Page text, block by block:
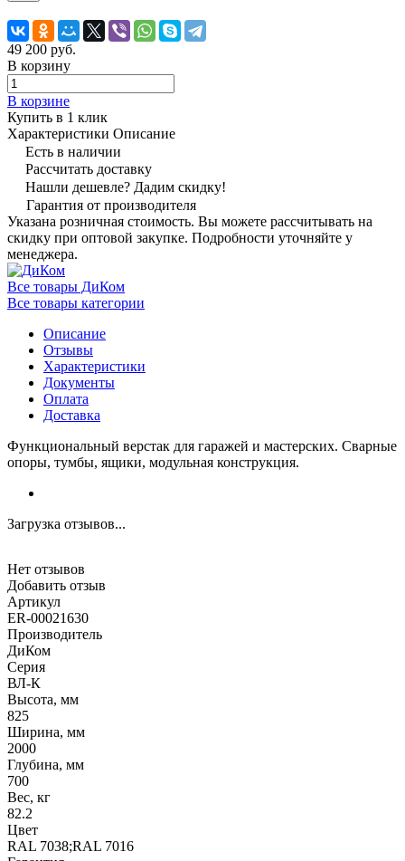
49 200 руб.
В корзину
В корзине
Купить в 1 клик
Характеристики Описание
Есть в наличии
Рассчитать доставку
Нашли дешевле? Дадим скидку!
Гарантия от производителя
Указана розничная стоимость. Вы можете рассчитывать на
скидку при оптовой закупке. Подробности уточняйте у
менеджера.
Все товары ДиКом
Все товары категории
Описание
Отзывы
Характеристики
Документы
Оплата
Доставка
Функциональный верстак для гаражей и мастерских. Сварные
опоры, тумбы, ящики, модульная конструкция.
Загрузка отзывов...
Нет отзывов
Добавить отзыв
Артикул
ER-00021630
Производитель
ДиКом
Серия
ВЛ-К
Высота, мм
825
Ширина, мм
2000
Глубина, мм
700
Вес, кг
82.2
Цвет
RAL 7038;RAL 7016